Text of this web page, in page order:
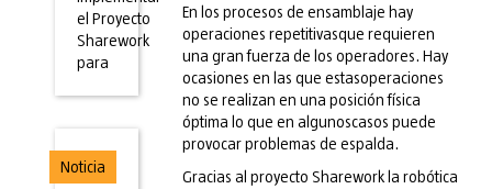
el Proyecto
Sharework
para
Noticia
En los procesos de ensamblaje hay
operaciones repetitivasque requieren
una gran fuerza de los operadores. Hay
ocasiones en las que estasoperaciones
no se realizan en una posición física
óptima lo que en algunoscasos puede
provocar problemas de espalda.
Gracias al proyecto Sharework la robótica